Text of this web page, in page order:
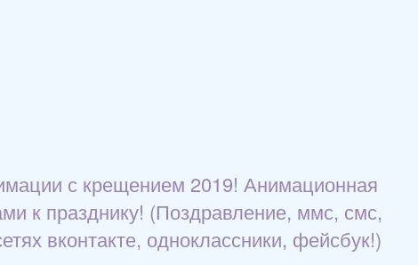
с крещением 2019! Анимационная
к празднику! (Поздравление, ммс, смс,
вконтакте, одноклассники, фейсбук!)